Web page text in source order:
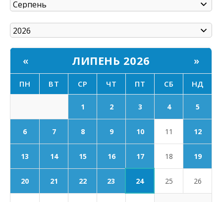
« ЛИПЕНЬ 2026 »
ПН ВТ СР ЧТ ПТ СБ НД
1 2 3 4 5
6 7 8 9 10 11 12
13 14 15 16 17 18 19
20 21 22 23 24 25 26